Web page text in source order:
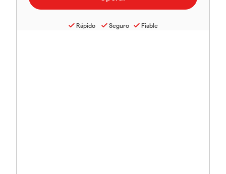
Rápido Seguro Fiable